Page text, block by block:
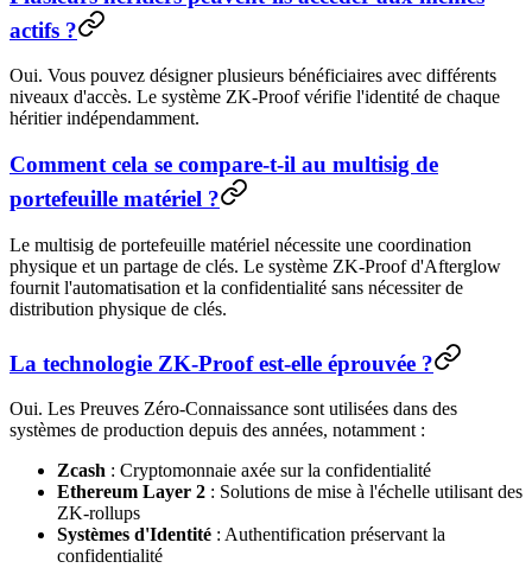
actifs ?
Oui. Vous pouvez désigner plusieurs bénéficiaires avec différents
niveaux d'accès. Le système ZK-Proof vérifie l'identité de chaque
héritier indépendamment.
Comment cela se compare-t-il au multisig de
portefeuille matériel ?
Le multisig de portefeuille matériel nécessite une coordination
physique et un partage de clés. Le système ZK-Proof d'Afterglow
fournit l'automatisation et la confidentialité sans nécessiter de
distribution physique de clés.
La technologie ZK-Proof est-elle éprouvée ?
Oui. Les Preuves Zéro-Connaissance sont utilisées dans des
systèmes de production depuis des années, notamment :
Zcash : Cryptomonnaie axée sur la confidentialité
Ethereum Layer 2 : Solutions de mise à l'échelle utilisant des
ZK-rollups
Systèmes d'Identité : Authentification préservant la
confidentialité